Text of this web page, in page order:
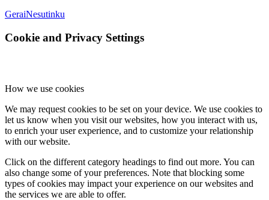
GeraiNesutinku
Cookie and Privacy Settings
How we use cookies
We may request cookies to be set on your device. We use cookies to
let us know when you visit our websites, how you interact with us,
to enrich your user experience, and to customize your relationship
with our website.
Click on the different category headings to find out more. You can
also change some of your preferences. Note that blocking some
types of cookies may impact your experience on our websites and
the services we are able to offer.